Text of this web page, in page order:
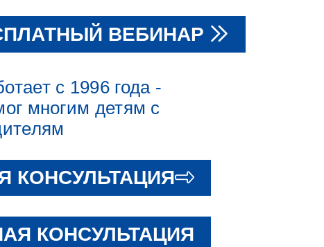
ВЕБИНАР
с 1996 года -
многим детям с
КОНСУЛЬТАЦИЯ
КОНСУЛЬТАЦИЯ